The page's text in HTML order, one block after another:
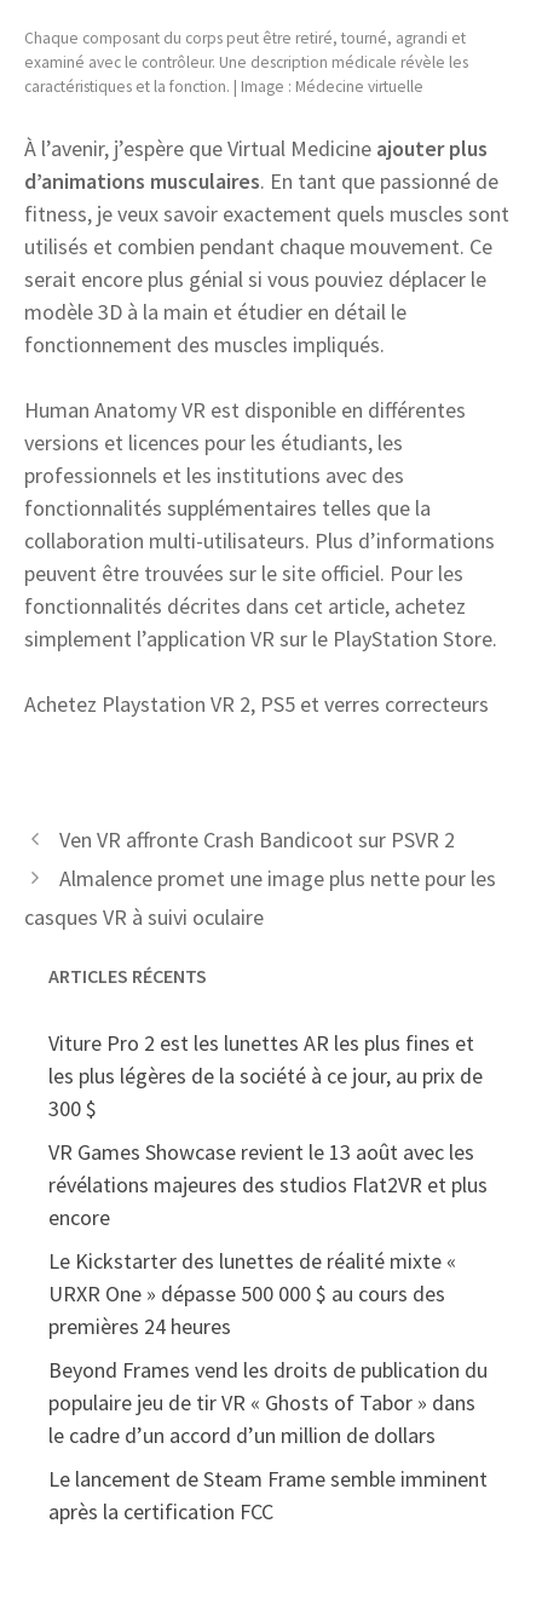
Chaque composant du corps peut être retiré, tourné, agrandi et
examiné avec le contrôleur. Une description médicale révèle les
caractéristiques et la fonction. | Image : Médecine virtuelle
À l’avenir, j’espère que Virtual Medicine ajouter plus
d’animations musculaires. En tant que passionné de
fitness, je veux savoir exactement quels muscles sont
utilisés et combien pendant chaque mouvement. Ce
serait encore plus génial si vous pouviez déplacer le
modèle 3D à la main et étudier en détail le
fonctionnement des muscles impliqués.
Human Anatomy VR est disponible en différentes
versions et licences pour les étudiants, les
professionnels et les institutions avec des
fonctionnalités supplémentaires telles que la
collaboration multi-utilisateurs. Plus d’informations
peuvent être trouvées sur le site officiel. Pour les
fonctionnalités décrites dans cet article, achetez
simplement l’application VR sur le PlayStation Store.
Achetez Playstation VR 2, PS5 et verres correcteurs
Ven VR affronte Crash Bandicoot sur PSVR 2
Almalence promet une image plus nette pour les
casques VR à suivi oculaire
ARTICLES RÉCENTS
Viture Pro 2 est les lunettes AR les plus fines et
les plus légères de la société à ce jour, au prix de
300 $
VR Games Showcase revient le 13 août avec les
révélations majeures des studios Flat2VR et plus
encore
Le Kickstarter des lunettes de réalité mixte «
URXR One » dépasse 500 000 $ au cours des
premières 24 heures
Beyond Frames vend les droits de publication du
populaire jeu de tir VR « Ghosts of Tabor » dans
le cadre d’un accord d’un million de dollars
Le lancement de Steam Frame semble imminent
après la certification FCC